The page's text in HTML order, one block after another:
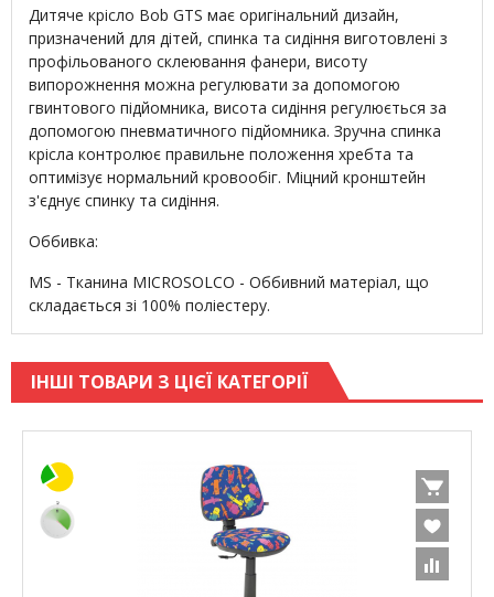
Дитяче крісло Bob GTS має оригінальний дизайн,
призначений для дітей, спинка та сидіння виготовлені з
профільованого склеювання фанери, висоту
випорожнення можна регулювати за допомогою
гвинтового підйомника, висота сидіння регулюється за
допомогою пневматичного підйомника. Зручна спинка
крісла контролює правильне положення хребта та
оптимізує нормальний кровообіг. Міцний кронштейн
з'єднує спинку та сидіння.
Оббивка:
MS - Тканина MICROSOLCO - Оббивний матеріал, що
складається зі 100% поліестеру.
ІНШІ ТОВАРИ З ЦІЄЇ КАТЕГОРІЇ